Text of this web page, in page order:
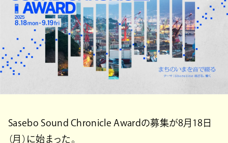
Sasebo Sound Chronicle Awardの募集が8月18日
（月）に始まった。